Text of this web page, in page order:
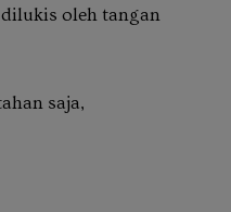
oleh tangan
saja,